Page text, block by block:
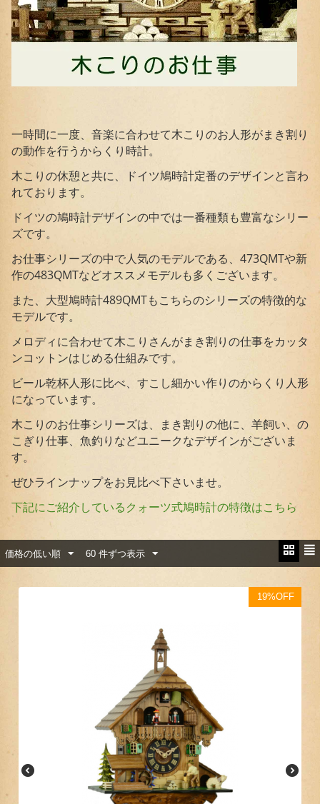
一時間に一度、音楽に合わせて木こりのお人形がまき割り
の動作を行うからくり時計。
木こりの休憩と共に、ドイツ鳩時計定番のデザインと言わ
れております。
ドイツの鳩時計デザインの中では一番種類も豊富なシリー
ズです。
お仕事シリーズの中で人気のモデルである、473QMTや新
作の483QMTなどオススメモデルも多くございます。
また、大型鳩時計489QMTもこちらのシリーズの特徴的な
モデルです。
メロディに合わせて木こりさんがまき割りの仕事をカッタ
ンコットンはじめる仕組みです。
ビール乾杯人形に比べ、すこし細かい作りのからくり人形
になっています。
木こりのお仕事シリーズは、まき割りの他に、羊飼い、の
こぎり仕事、魚釣りなどユニークなデザインがございま
す。
ぜひラインナップをお見比べ下さいませ。
下記に ご紹介しているクォーツ式鳩時計の特徴はこちら
価格の低い順 60 件ずつ表示
19%OFF